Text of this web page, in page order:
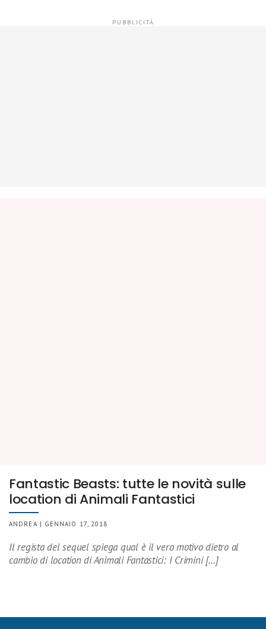
Fantastic Beasts: tutte le novità sulle
location di Animali Fantastici
ANDREA | GENNAIO 17, 2018
Il regista del sequel spiega qual è il vero motivo dietro al
cambio di location di Animali Fantastici: I Crimini […]